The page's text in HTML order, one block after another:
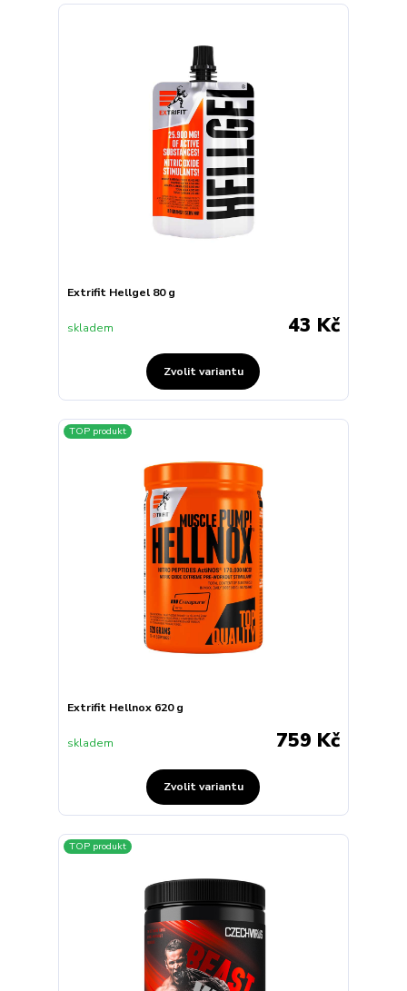
Extrifit Hellgel 80 g
43 Kč
skladem
Zvolit variantu
TOP produkt
Extrifit Hellnox 620 g
759 Kč
skladem
Zvolit variantu
TOP produkt